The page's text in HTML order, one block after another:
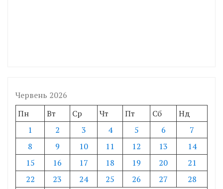
Червень 2026
Пн
Вт Ср Чт Пт Сб
Нд
1
2 3 4 5 6
7
8
9 10 11 12 13
14
15
16 17 18 19 20
21
22
23 24 25 26 27
28